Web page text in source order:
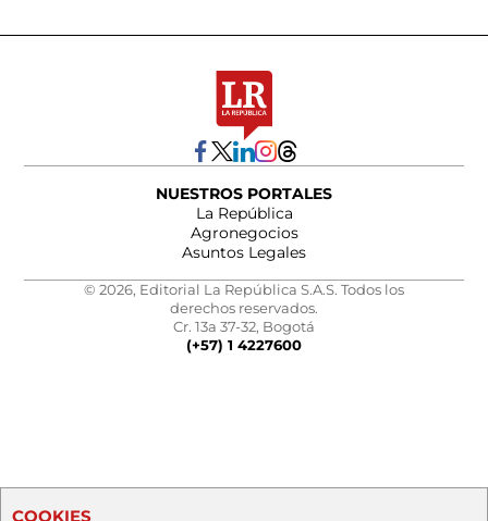
NUESTROS PORTALES
La República
Agronegocios
Asuntos Legales
© 2026, Editorial La República S.A.S. Todos los
derechos reservados.
Cr. 13a 37-32, Bogotá
(+57) 1 4227600
COOKIES